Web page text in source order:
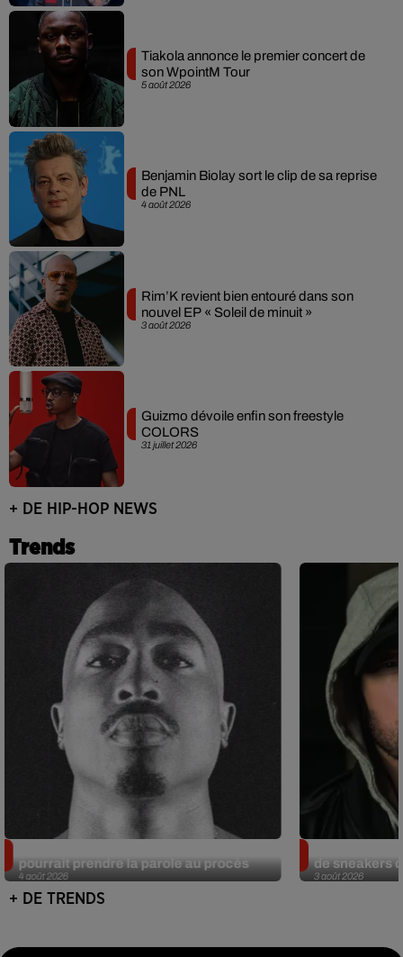
5 août 2026
Tiakola annonce le premier concert de
son WpointM Tour
4 août 2026
Benjamin Biolay sort le clip de sa reprise
de PNL
3 août 2026
Rim’K revient bien entouré dans son
nouvel EP « Soleil de minuit »
31 juillet 2026
Guizmo dévoile enfin son freestyle
COLORS
+ DE HIP-HOP NEWS
Trends
4 août 2026
pourrait prendre la parole au procès
3 août 2026
de sneakers
+ DE TRENDS